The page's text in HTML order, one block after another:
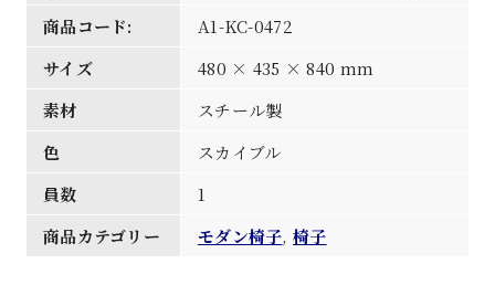
商品コード:
A1-KC-0472
サイズ
480 × 435 × 840 mm
素材
スチール製
色
スカイブル
員数
1
商品カテゴリー
モダン椅子,椅子